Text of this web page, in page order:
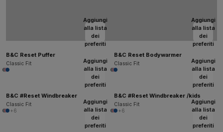
Aggiungi
alla lista
dei
preferiti
B&C Reset Puffer
Classic Fit
Aggiungi
alla lista
dei
preferiti
B&C Reset Bodywarmer
Classic Fit
Aggiungi
alla lista
dei
preferiti
B&C #Reset Windbreaker
Classic Fit
+6
Aggiungi
alla lista
dei
preferiti
B&C #Reset Windbreaker /kids
Classic Fit
+6
Aggiungi
alla lista
dei
preferiti
Aggiungi
alla lista
dei
preferiti